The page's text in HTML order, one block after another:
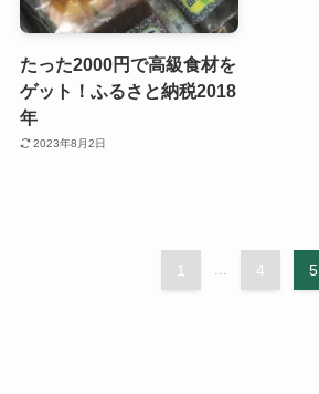
たった2000円で高級食材を
ゲット！ふるさと納税2018
年
2023年8月2日
1 4 5